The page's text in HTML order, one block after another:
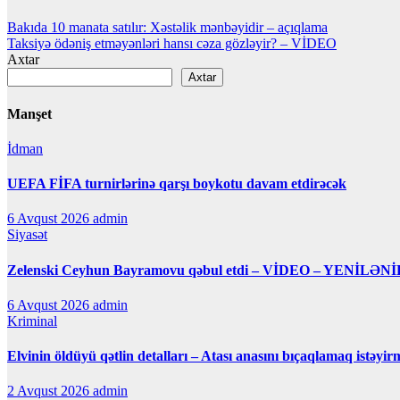
Yazı
naviqasiyası
Bakıda 10 manata satılır: Xəstəlik mənbəyidir – açıqlama
Taksiyə ödəniş etməyənləri hansı cəza gözləyir? – VİDEO
Axtar
Axtar
Manşet
İdman
UEFA FİFA turnirlərinə qarşı boykotu davam etdirəcək
6 Avqust 2026 admin
Siyasət
Zelenski Ceyhun Bayramovu qəbul etdi – VİDEO –
6 Avqust 2026 admin
Kriminal
Elvinin öldüyü qətlin detalları – Atası anasını bıçaqlamaq
2 Avqust 2026 admin